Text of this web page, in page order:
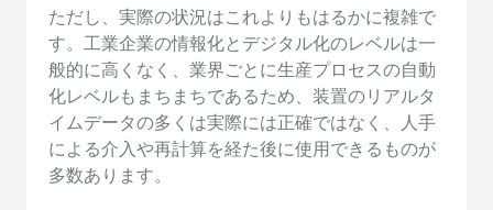
ただし、実際の状況はこれよりもはるかに複雑で
す。工業企業の情報化とデジタル化のレベルは一
般的に高くなく、業界ごとに生産プロセスの自動
化レベルもまちまちであるため、装置のリアルタ
イムデータの多くは実際には正確ではなく、人手
による介入や再計算を経た後に使用できるものが
多数あります。